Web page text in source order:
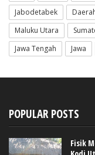
Jabodetabek
Maluku Utara
Jawa Tengah
Jawa
POPULAR POSTS
Fisik